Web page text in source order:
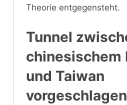
Theorie entgegensteht.
Tunnel
chinesischem
und Taiwan
vorgeschlagen